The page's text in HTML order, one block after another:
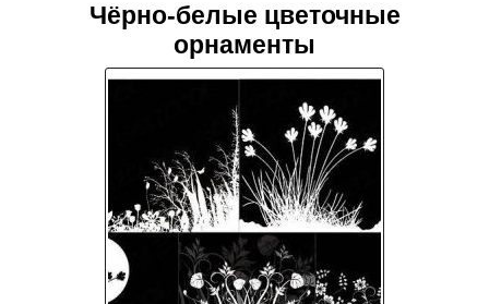
Чёрно-белые цветочные
орнаменты